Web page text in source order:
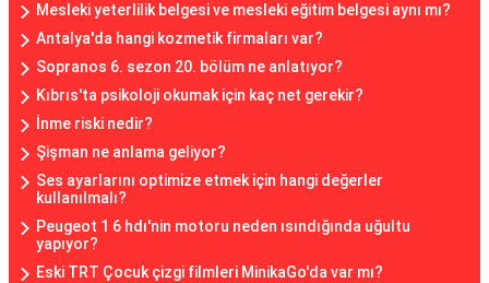
Mesleki yeterlilik belgesi ve mesleki eğitim belgesi aynı mı?
Antalya'da hangi kozmetik firmaları var?
Sopranos 6. sezon 20. bölüm ne anlatıyor?
Kıbrıs'ta psikoloji okumak için kaç net gerekir?
İnme riski nedir?
Şişman ne anlama geliyor?
Ses ayarlarını optimize etmek için hangi değerler
kullanılmalı?
Peugeot 1 6 hdı'nin motoru neden ısındığında uğultu
yapıyor?
Eski TRT Çocuk çizgi filmleri MinikaGo'da var mı?